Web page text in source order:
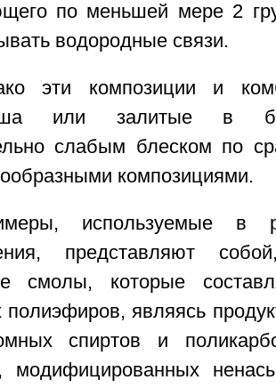
по меньшей мере 2
водородные связи.
эти композиции и
или залитые в
слабым блеском по
композициями.
используемые в
представляют
смолы, которые
являясь
спиртов и
модифицированных